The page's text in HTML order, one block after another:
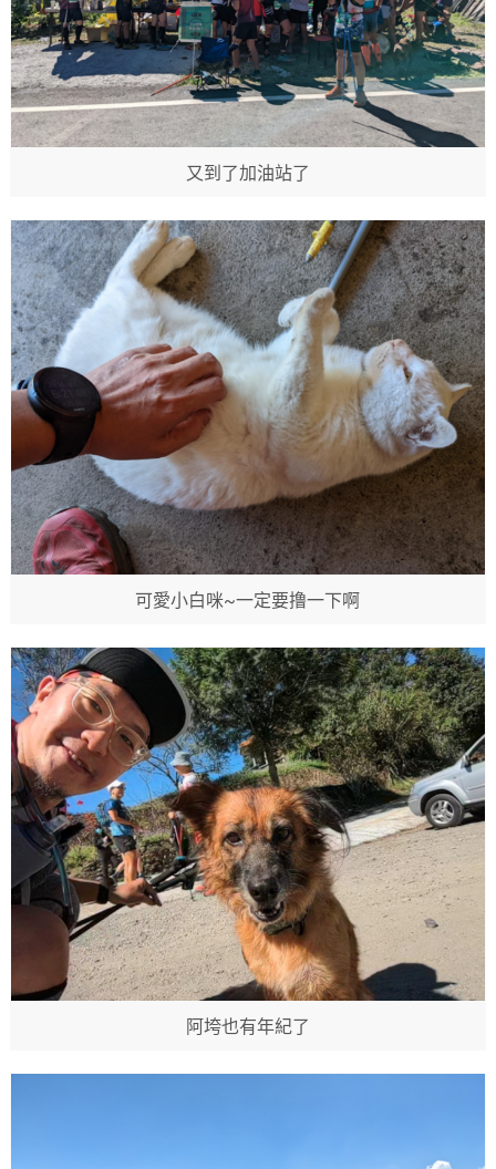
又到了加油站了
可愛小白咪~一定要撸一下啊
阿垮也有年紀了